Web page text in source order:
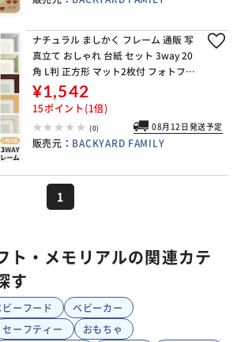
ナチュラル ましかく フレーム 通販 写
真立て おしゃれ 台紙 セット 3way 20
角 L判 正方形 マット2枚付 フォトフレ
ーム 額縁 刺繍 布 キルト 万丈 ましか
くフレーム ブラウン ナチュラ
¥1,542
15ポイント(1倍)
(0) 08月12日発送予定
販売元： BACKYARD FAMILY
1
ト・メモリアルの関連カテ
す
ビーフード
ベビーカー
セーフティー
おもちゃ